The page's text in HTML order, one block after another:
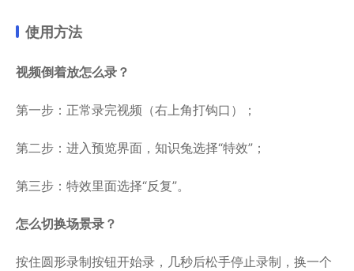
使用方法
视频倒着放怎么录？
第一步：正常录完视频（右上角打钩口）；
第二步：进入预览界面，知识兔选择“特效”；
第三步：特效里面选择“反复”。
怎么切换场景录？
按住圆形录制按钮开始录，几秒后松手停止录制，换一个